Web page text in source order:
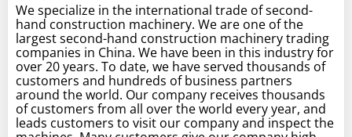
We specialize in the international trade of second-
hand construction machinery. We are one of the
largest second-hand construction machinery trading
companies in China. We have been in this industry for
over 20 years. To date, we have served thousands of
customers and hundreds of business partners
around the world. Our company receives thousands
of customers from all over the world every year, and
leads customers to visit our company and inspect the